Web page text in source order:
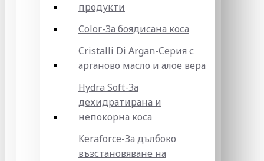
продукти
Color-За боядисана коса
Cristalli Di Argan-Серия с
арганово масло и алое вера
Hydra Soft-За
дехидратирана и
непокорна коса
Keraforce-За дълбоко
възстановяване на